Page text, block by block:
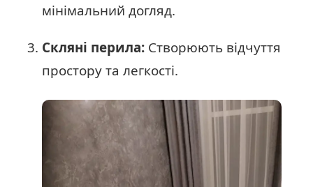
мінімальний догляд.
Скляні перила: Створюють відчуття
простору та легкості.